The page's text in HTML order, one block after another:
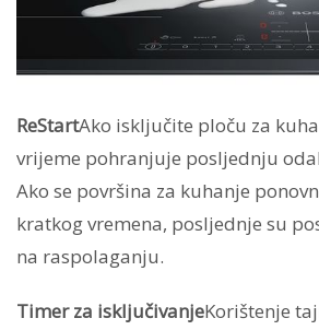
ReStartAko isključite ploču za
vrijeme pohranjuje posljednju
Ako se površina za kuhanje
kratkog vremena, posljednje su
na raspolaganju.
Timer za isključivanjeKorištenje